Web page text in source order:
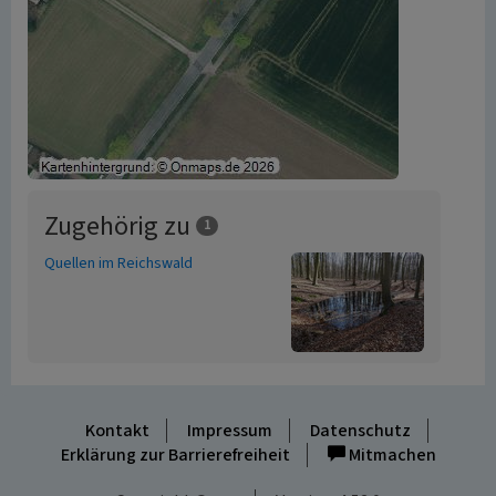
Zugehörig zu 1
Quellen im Reichswald
Kontakt Impressum
Datenschutz
Erklärung zur Barrierefreiheit
Mitmachen